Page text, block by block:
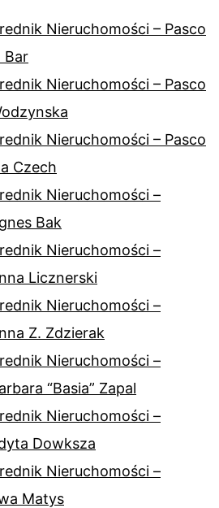
Nieruchomości – Pasco
Bar
Nieruchomości – Pasco
Nieruchomości – Pasco
Czech
Nieruchomości –
Bak
Nieruchomości –
Licznerski
Nieruchomości –
Z. Zdzierak
Nieruchomości –
“Basia” Zapal
Nieruchomości –
Dowksza
Nieruchomości –
Matys